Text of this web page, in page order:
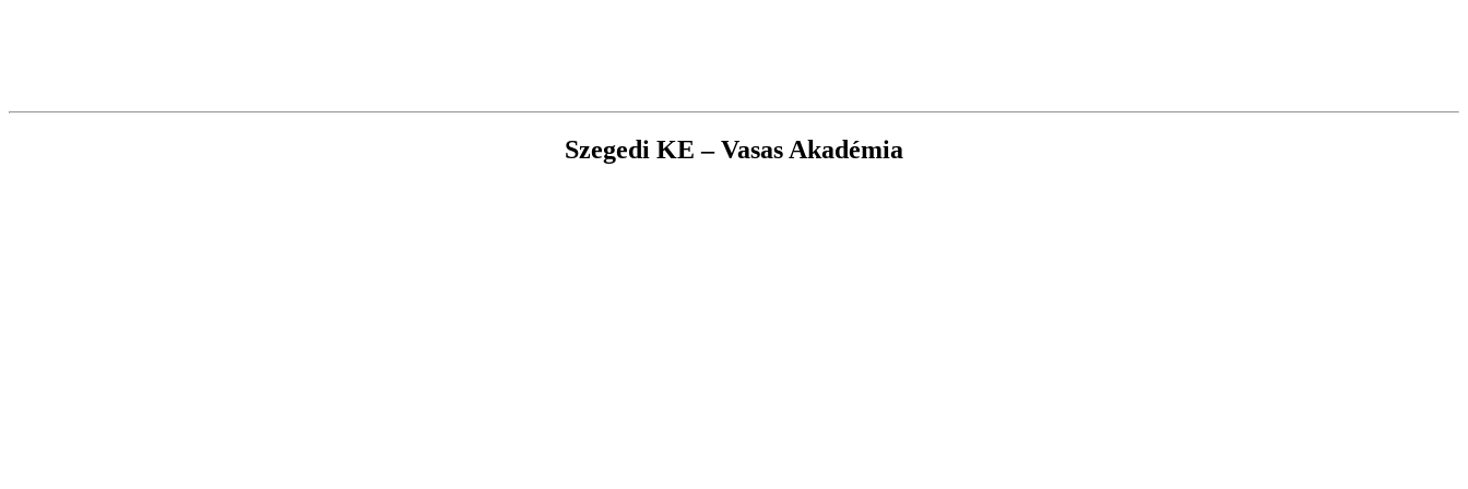
Szegedi KE – Vasas Akadémia